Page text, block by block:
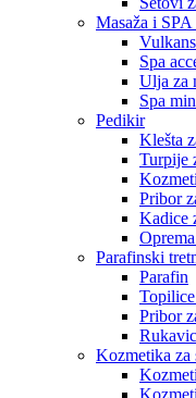
Masaža i SPA
Spa
Ulja za
Spa
Pedikir
Klešta
Turpije
Pribor
Kadice
Parafinski
Parafin
Pribor
Kozmetika za